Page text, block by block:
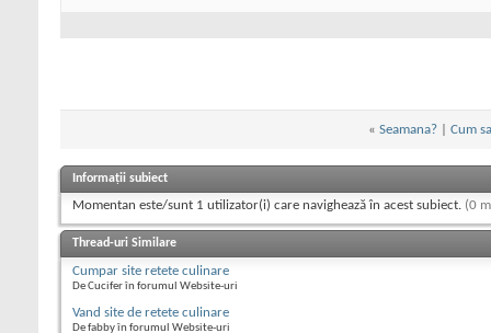
« Seamana?| Cum
Informații subiect
Momentan este/sunt 1 utilizator(i) care navighează în acest subiect. (0
Thread-uri Similare
Cumpar site retete culinare
De Cucifer în forumul Website-uri
Vand site de retete culinare
De fabby în forumul Website-uri